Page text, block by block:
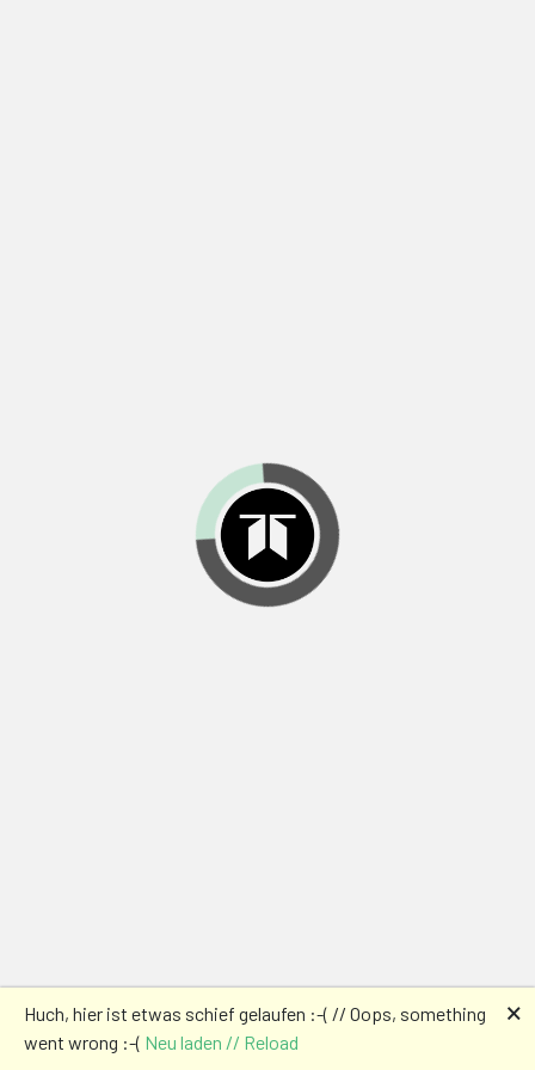
Huch, hier ist etwas schief gelaufen :-( // Oops, something
went wrong :-( Neu laden // Reload
🗙